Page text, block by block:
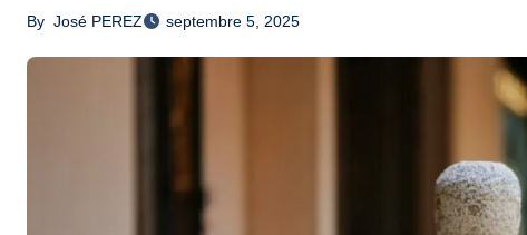
By José PEREZ septembre 5, 2025